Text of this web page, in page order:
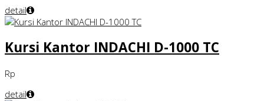
detail
Kursi Kantor INDACHI D-1000 TC
Rp
detail